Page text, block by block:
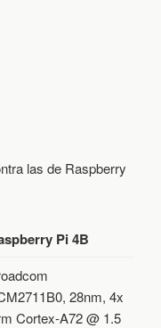
las de Raspberry
Pi 4B
28nm, 4x
Cortex-A72 @ 1.5